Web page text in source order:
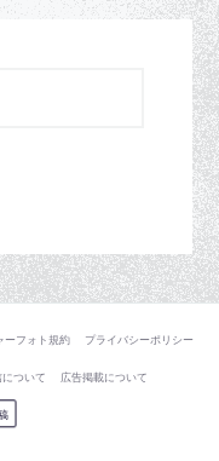
ーフォト規約 プライバシーポリシー
ついて 広告掲載について